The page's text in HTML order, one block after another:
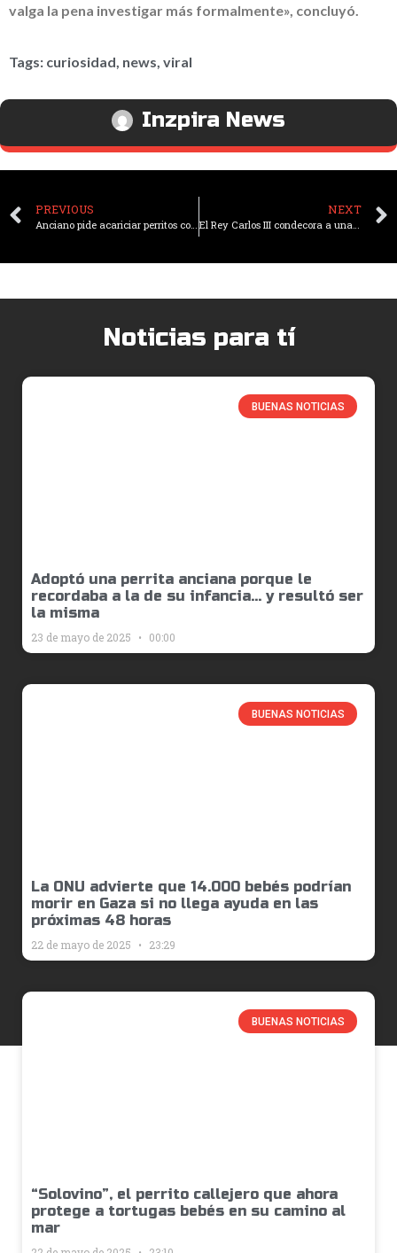
valga la pena investigar más formalmente», concluyó.
Tags: curiosidad, news, viral
Inzpira News
PREVIOUS
Anciano pide acariciar perritos como regalo de cumpleaños
NEXT
El Rey Carlos III condecora a una mujer valiente que salvó a su hermana de un cocodrilo en México
Noticias para tí
BUENAS NOTICIAS
Adoptó una perrita anciana porque le
recordaba a la de su infancia… y resultó ser
la misma
23 de mayo de 2025 00:00
BUENAS NOTICIAS
La ONU advierte que 14.000 bebés podrían
morir en Gaza si no llega ayuda en las
próximas 48 horas
22 de mayo de 2025 23:29
BUENAS NOTICIAS
“Solovino”, el perrito callejero que ahora
protege a tortugas bebés en su camino al
mar